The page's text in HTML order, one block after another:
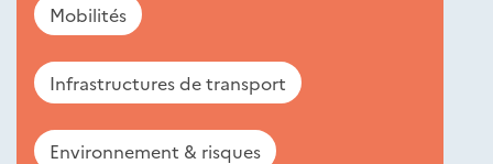
Mobilités
Infrastructures de transport
Environnement & risques